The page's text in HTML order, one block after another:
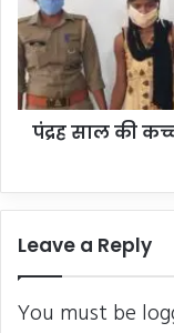
उम्र
में
बनी
कातिल,
छोटी
बहनपंद्रह साल की
Leave a Reply
You must be